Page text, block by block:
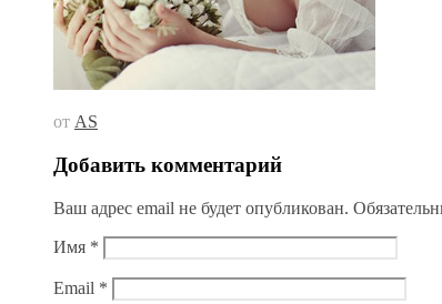
от AS
Добавить комментарий
Ваш адрес email не будет опубликован.
Имя *
Email *